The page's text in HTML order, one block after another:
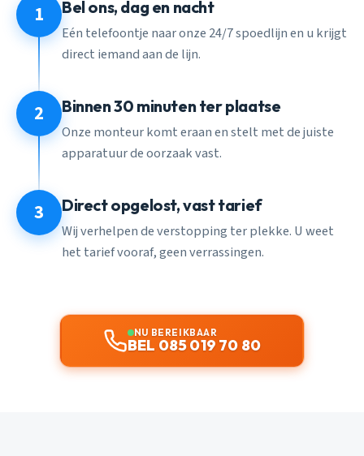
1 Bel ons, dag en nacht
Eén telefoontje naar onze 24/7 spoedlijn en u krijgt
direct iemand aan de lijn.
2 Binnen 30 minuten ter plaatse
Onze monteur komt eraan en stelt met de juiste
apparatuur de oorzaak vast.
3 Direct opgelost, vast tarief
Wij verhelpen de verstopping ter plekke. U weet
het tarief vooraf, geen verrassingen.
NU BEREIKBAAR
BEL 085 019 70 80